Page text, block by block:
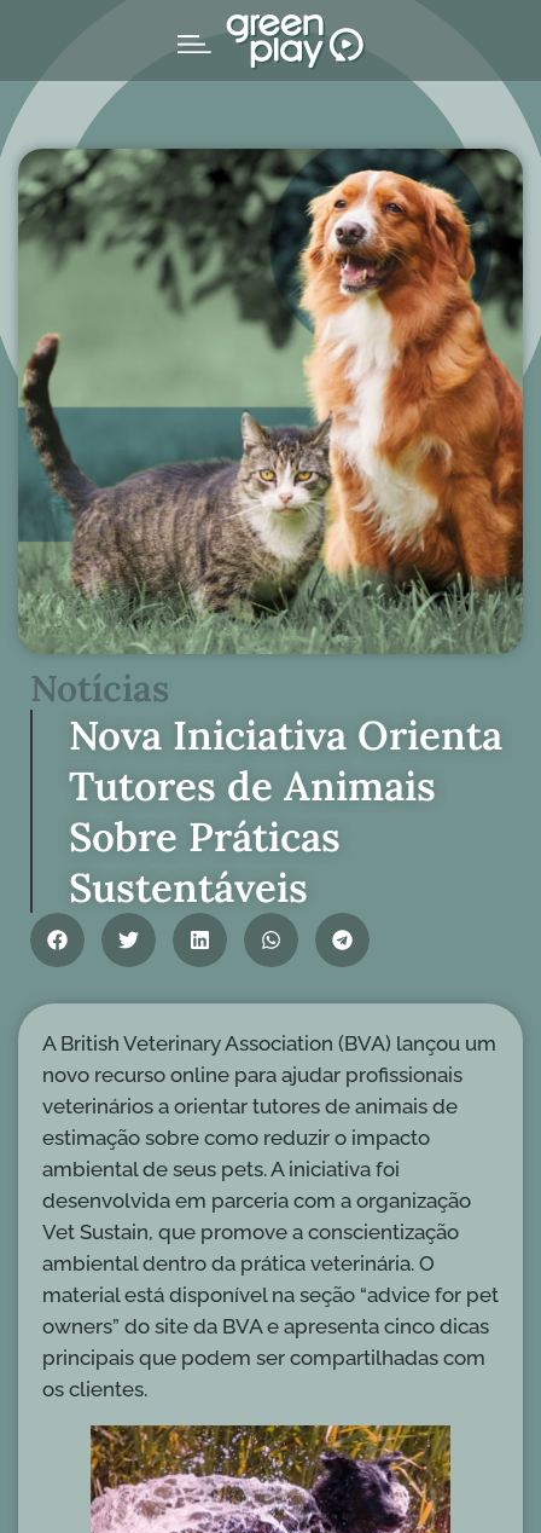
Notícias
Nova Iniciativa Orienta
Tutores de Animais
Sobre Práticas
Sustentáveis
A British Veterinary Association (BVA) lançou um
novo recurso online para ajudar profissionais
veterinários a orientar tutores de animais de
estimação sobre como reduzir o impacto
ambiental de seus pets. A iniciativa foi
desenvolvida em parceria com a organização
Vet Sustain, que promove a conscientização
ambiental dentro da prática veterinária. O
material está disponível na seção “advice for pet
owners” do site da BVA e apresenta cinco dicas
principais que podem ser compartilhadas com
os clientes.